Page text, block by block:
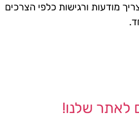
מודעות ורגישות כלפי הצרכים
לאתר שלנו!